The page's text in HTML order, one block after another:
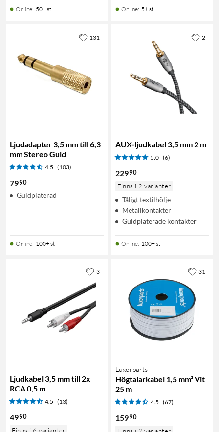
Online: 50+ st Online: 5+ st
Ljudadapter 3,5 mm till 6,3
mm Stereo Guld
4.5 (103)
7990
Guldpläterad
Online: 100+ st
131
AUX-ljudkabel 3,5 mm 2 m
5.0 (6)
22990
Finns i 2 varianter
Tåligt textilhölje
Metallkontakter
Guldpläterade kontakter
Online: 100+ st
2
Ljudkabel 3,5 mm till 2x
RCA 0,5 m
4.5 (13)
4990
Finns i 6 varianter
3
Luxorparts
Högtalarkabel 1,5 mm² Vit
25 m
4.5 (67)
15990
31